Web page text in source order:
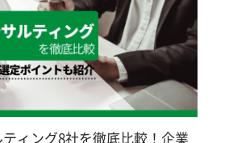
ィング8社を徹底比較！企業